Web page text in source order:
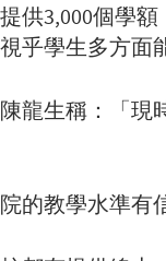
供3,000個學
乎學生多方面
龍生稱：「現
的教學水準有